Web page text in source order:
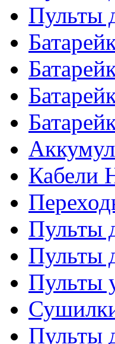
Пульты
Кабели
Пульты
Пульты
Пульты
Пульты